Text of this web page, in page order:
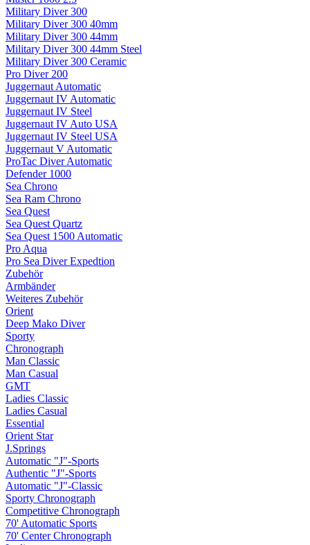
Military Diver 300
Military Diver 300 40mm
Military Diver 300 44mm
Military Diver 300 44mm Steel
Military Diver 300 Ceramic
Pro Diver 200
Juggernaut Automatic
Juggernaut IV Automatic
Juggernaut IV Steel
Juggernaut IV Auto USA
Juggernaut IV Steel USA
Juggernaut V Automatic
ProTac Diver Automatic
Defender 1000
Sea Chrono
Sea Ram Chrono
Sea Quest
Sea Quest Quartz
Sea Quest 1500 Automatic
Pro Aqua
Pro Sea Diver Expedtion
Zubehör
Armbänder
Weiteres Zubehör
Orient
Deep Mako Diver
Sporty
Chronograph
Man Classic
Man Casual
GMT
Ladies Classic
Ladies Casual
Essential
Orient Star
J.Springs
Automatic "J"-Sports
Authentic "J"-Sports
Automatic "J"-Classic
Sporty Chronograph
Competitive Chronograph
70' Automatic Sports
70' Center Chronograph